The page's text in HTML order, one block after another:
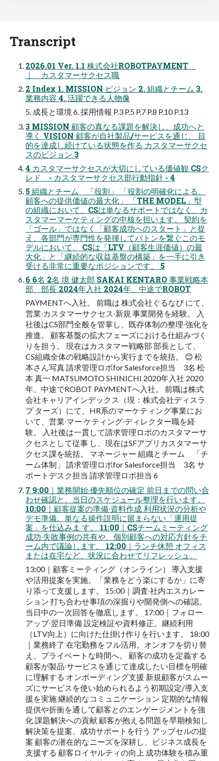
Transcript
2026.01 Ver. 1.1 株式会社ROBOTPAYMENT
｜ カスタマーサクセス職
2 Index 1. MISSION‧ビジョン 2. 組織とチーム 3.
業務内容 4. 活躍できる⼈物像
5. 成⻑と環境 6. 採⽤情報 P.3 P.5 P.7 P.8 P.10 P.13
3 MISSION 顧客の真なる課題を解決し、成功へと
導く VISION 顧客が⾃社製品/サービスを通じ、 ⽬
的を達成し続けている状態を作る カスタマーサクセ
スのビジョン 3
4 カスタマーサクセスが⼤切にしている価値観 CSク
レド - カスタマーサクセス部⾏動指針 - 4
5 組織とチーム 「役割」 「役割の明確化による、
顧客への提供価値の最⼤化」 「THE MODEL」型
の組織において、CSは単なるサポートではなく、カ
スタマーマーケティングの中核を担います。 契約を
「ゴール」ではなく「顧客成功へのスタート」と捉
え、各部⾨が専⾨性を発揮してバトンを繋ぐこのモ
デルにおいて、 CSは「LTV（顧客⽣涯価値）の最
⼤化」と「継続的な収益基盤の構築」を⼀⼿に引き
受ける⾮常に重要なポジションです。 5
6 6名 2名 境 健太郎 SAKAI KENTARO 事業戦略本
部 部⻑ 2024年⼊社 2024年、中途でROBOT
PAYMENTへ⼊社。 前職は 株式会社ぐるなび にて、
営業‧カスタマーサクセス‧新規 事業開発を経験。 ⼊
社後はCS部⾨全般を管掌し、既存体制の整理‧強化を
推進。 顧客基盤の拡⼤フェーズにおける仕組みづく
りを担う。 現在はカスタマー戦略部 部⻑として、
CS組織全体の戦略設計から実⾏までを統括。 😊 松
本さん写真 請求管理ロボfor Salesforce担当 3名 松
本 真⼀ MATSUMOTO SHINICHI 2020年⼊社 2020
年、中途でROBOT PAYMENTへ⼊社。 前職は株式
会社キャリアインデックス（現：株式会社ディスラ
プ ターズ）にて、HR系のマーケティング事業にお
いて、営業‧マー ケティング‧ディレクター職を経
験。 ⼊社後は⼀貫して請求管理ロボのカスタマーサ
クセスとして従事 し、現在はSFアプリカスタマーサ
クセス課を統括。 マネージャー 組織とチーム 「チ
ーム体制」 請求管理ロボfor Salesforce担当 3名 サ
ポートデスク担当 請求管理ロボ担当 6
7 9:00｜業務開始‧優先順位の確定 前⽇までの問い合
わせ確認と、当⽇のスケジュール整理を⾏います。
10:00｜顧客提案の準備‧資料作成 利⽤状況の分析や
デモ準備。単なる操作説明に留まらない「運⽤提
案」を仕込みま す。 11:00｜CSチームミーティング
成功‧失敗事例の共有や、個別顧客への対応⽅針をチ
ーム内で議論します。 12:00｜ランチ休憩 オフィス
または在宅など、状況に合わせてリフレッシュ。
13:00｜顧客ミーティング（オンライン） 導⼊⽀援
や活⽤提案を実施。「業務をどう楽にするか」に寄
り添って⽀援します。 15:00｜調査‧社内エスカレー
ション 打ち合わせ事項の深掘りや開発側への確認。
当⽇中の⼀次回答を徹底します。 17:00｜フォロー
アップ‧翌⽇準備 設定検証や資料修正。継続利⽤
（LTV向上）に向けた仕掛け作りを⾏います。 18:00
｜業務終了 在宅勤務をフル活⽤。オンオフを切り替
え、プライベートな時間へ。 顧客の成功を定義する
顧客が製品‧サービスを通じて達成したい⽬標を明確
に理解する オンボーディング⽀援 新規顧客がスムー
ズにサービスを使い始められるよう初期設定/導⼊⽀
援を実施 継続的なコミュニケーション 定期的な情報
提供や折衝を通して顧客とのエンゲージメントを強
化 課題解決への貢献 顧客が抱える問題を早期検知し
解決策を提案、成功サポートを⾏う アップセルの提
案 顧客の潜在的なニーズを深耕し、ビジネス成⻑を
⽀援する 顧客ロイヤルティの向上 成功体験を積み重